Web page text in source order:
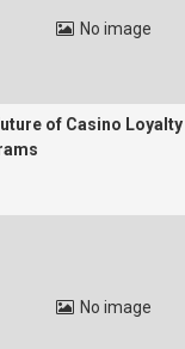
Verificări
devine un
etică
No image
of Casino Loyalty
No image